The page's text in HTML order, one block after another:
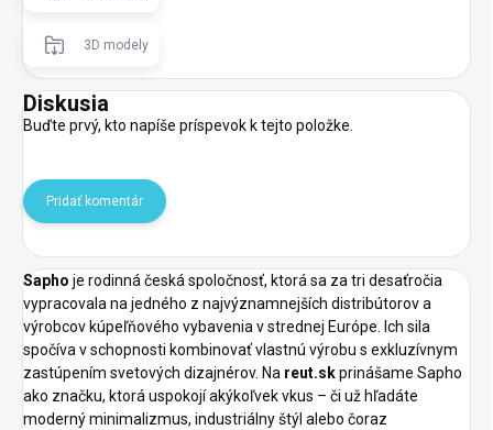
3D modely
Diskusia
Buďte prvý, kto napíše príspevok k tejto položke.
Pridať komentár
Sapho je rodinná česká spoločnosť, ktorá sa za tri desaťročia
vypracovala na jedného z najvýznamnejších distribútorov a
výrobcov kúpeľňového vybavenia v strednej Európe. Ich sila
spočíva v schopnosti kombinovať vlastnú výrobu s exkluzívnym
zastúpením svetových dizajnérov. Na reut.skprinášame Sapho
ako značku, ktorá uspokojí akýkoľvek vkus – či už hľadáte
moderný minimalizmus, industriálny štýl alebo čoraz